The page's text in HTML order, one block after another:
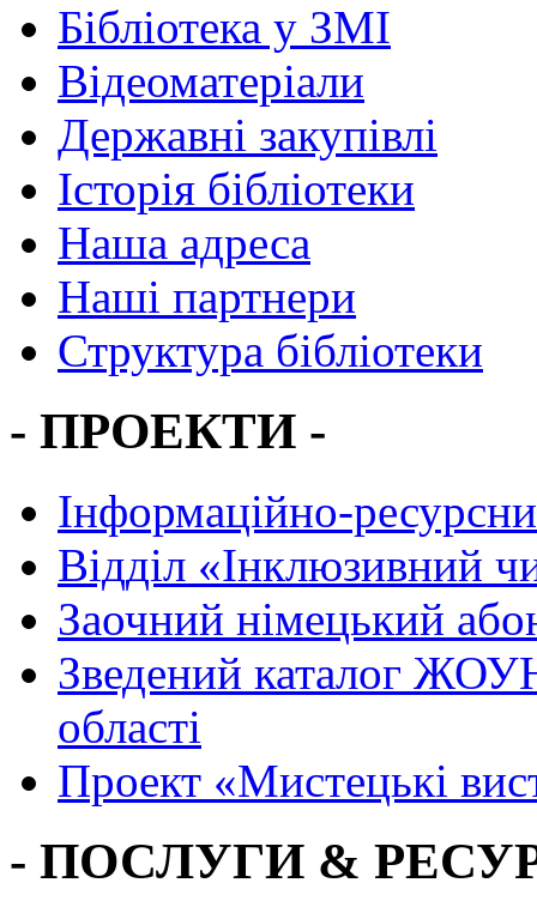
Бібліотека у ЗМІ
Відеоматеріали
Державні закупівлі
Історія бібліотеки
Наша адреса
Наші партнери
Структура бібліотеки
- ПРОЕКТИ -
Інформаційно-
Вiддiл «Інклюзивний
Заочний німецький
Зведений каталог
області
Проект «Мистецькі
- ПОСЛУГИ &